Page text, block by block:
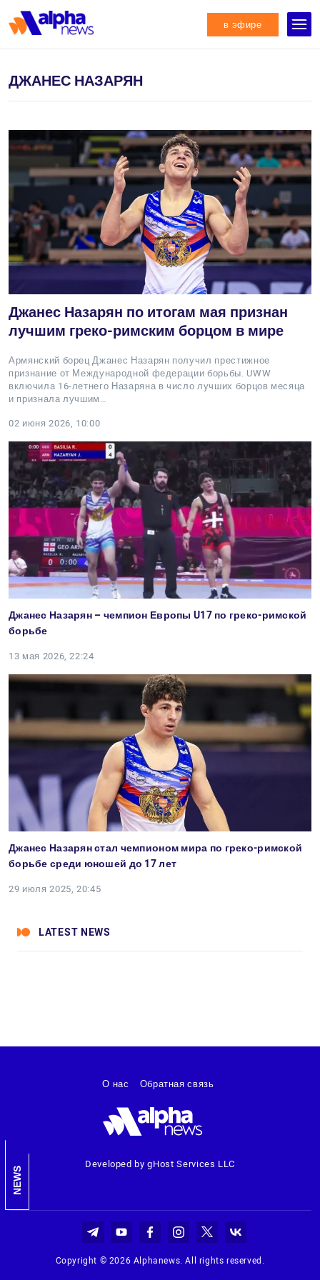
в эфире
ДЖАНЕС НАЗАРЯН
Джанес Назарян по итогам мая признан
лучшим греко-римским борцом в мире
Армянский борец Джанес Назарян получил престижное
признание от Международной федерации борьбы. UWW
включила 16-летнего Назаряна в число лучших борцов месяца
и признала лучшим…
02 июня 2026, 10:00
Джанес Назарян – чемпион Европы U17 по греко-римской
борьбе
13 мая 2026, 22:24
Джанес Назарян стал чемпионом мира по греко-римской
борьбе среди юношей до 17 лет
29 июля 2025, 20:45
LATEST NEWS
NEWS
Developed by gHost Services LLC
О нас Обратная связь
Copyright © 2026 Alphanews. All rights reserved.